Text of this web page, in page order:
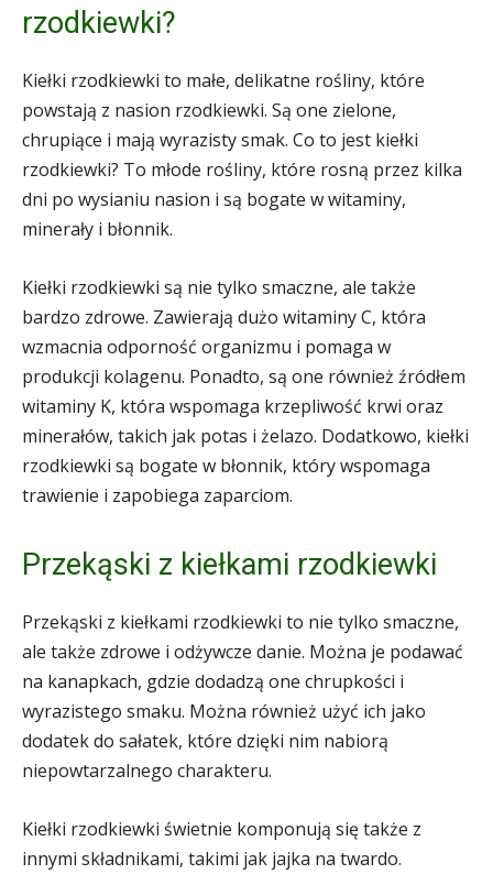
rzodkiewki?
Kiełki rzodkiewki to małe, delikatne rośliny, które
powstają z nasion rzodkiewki. Są one zielone,
chrupiące i mają wyrazisty smak. Co to jest kiełki
rzodkiewki? To młode rośliny, które rosną przez kilka
dni po wysianiu nasion i są bogate w witaminy,
minerały i błonnik.
Kiełki rzodkiewki są nie tylko smaczne, ale także
bardzo zdrowe. Zawierają dużo witaminy C, która
wzmacnia odporność organizmu i pomaga w
produkcji kolagenu. Ponadto, są one również źródłem
witaminy K, która wspomaga krzepliwość krwi oraz
minerałów, takich jak potas i żelazo. Dodatkowo, kiełki
rzodkiewki są bogate w błonnik, który wspomaga
trawienie i zapobiega zaparciom.
Przekąski z kiełkami rzodkiewki
Przekąski z kiełkami rzodkiewki to nie tylko smaczne,
ale także zdrowe i odżywcze danie. Można je podawać
na kanapkach, gdzie dodadzą one chrupkości i
wyrazistego smaku. Można również użyć ich jako
dodatek do sałatek, które dzięki nim nabiorą
niepowtarzalnego charakteru.
Kiełki rzodkiewki świetnie komponują się także z
innymi składnikami, takimi jak jajka na twardo.